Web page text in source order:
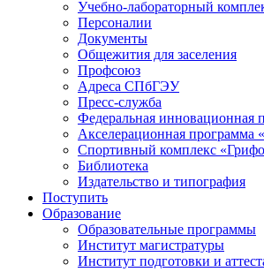
Учебно-лабораторный
Персоналии
Документы
Общежития для заселения
Профсоюз
Адреса СПбГЭУ
Пресс-служба
Федеральная инновационная
Акселерационная программа
Спортивный комплекс
Библиотека
Издательство и типография
Поступить
Образование
Образовательные программы
Институт магистратуры
Институт подготовки и